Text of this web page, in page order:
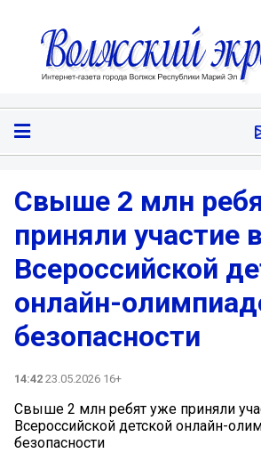
Свыше 2 млн
приняли участие
Всероссийской
онлайн-
безопасности
14:42 23.05.2026 16+
Свыше 2 млн ребят уже приняли
Всероссийской детской онлайн-
безопасности